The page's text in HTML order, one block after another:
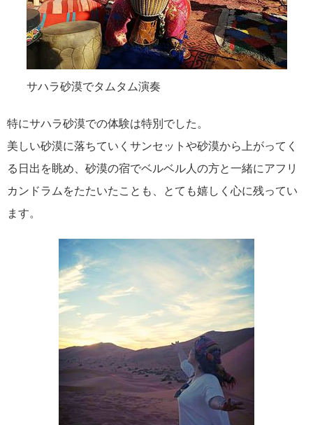
サハラ砂漠でタムタム演奏
特にサハラ砂漠での体験は特別でした。
美しい砂漠に落ちていくサンセットや砂漠から上がってく
る日出を眺め、砂漠の宿でベルベル人の方と一緒にアフリ
カンドラムをたたいたことも、とても嬉しく心に残ってい
ます。